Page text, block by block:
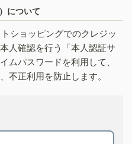
について
ショッピングでのクレジッ
人確認を行う「本人認証サ
ムパスワードを利用して、
不正利用を防止します。